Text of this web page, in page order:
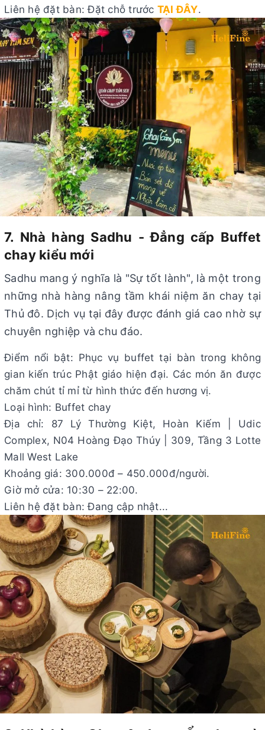
Liên hệ đặt bàn: Đặt chỗ trước TẠI ĐÂY.
7. Nhà hàng Sadhu - Đẳng cấp Buffet
chay kiểu mới
Sadhu mang ý nghĩa là "Sự tốt lành", là một trong
những nhà hàng nâng tầm khái niệm ăn chay tại
Thủ đô. Dịch vụ tại đây được đánh giá cao nhờ sự
chuyên nghiệp và chu đáo.
Điểm nổi bật: Phục vụ buffet tại bàn trong không
gian kiến trúc Phật giáo hiện đại. Các món ăn được
chăm chút tỉ mỉ từ hình thức đến hương vị.
Loại hình: Buffet chay
Địa chỉ: 87 Lý Thường Kiệt, Hoàn Kiếm | Udic
Complex, N04 Hoàng Đạo Thúy | 309, Tầng 3 Lotte
Mall West Lake
Khoảng giá: 300.000đ – 450.000đ/người.
Giờ mở cửa: 10:30 – 22:00.
Liên hệ đặt bàn: Đang cập nhật...